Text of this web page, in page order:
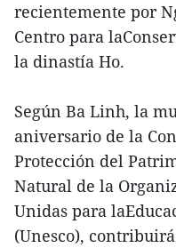
recientemente por
Centro para
la dinastía Ho.
Según Ba Linh, la
aniversario de la
Protección del
Natural de la
Unidas para
(Unesco),